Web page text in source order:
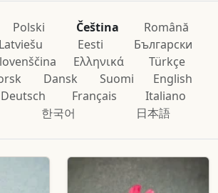
Polski Čeština
Română
Latviešu Eesti
Български
Ελληνικά
Türkçe
Dansk Suomi
English
Deutsch Français
Italiano
한국어 日本語